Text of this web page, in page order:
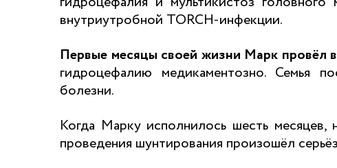
внутриутробной TORCH-инфекции.
Первые месяцы своей жизни Марк провёл
гидроцефалию медикаментозно. Семья
болезни.
Когда Марку исполнилось шесть
проведения шунтирования произошёл